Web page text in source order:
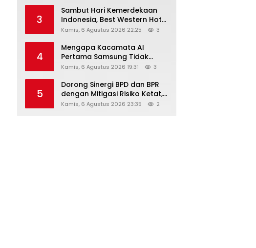
3
Sambut Hari Kemerdekaan
Indonesia, Best Western Hotel
Hadirkan The Freedom Stay
Kamis, 6 Agustus 2026 22:25 3
4
Mengapa Kacamata AI
Pertama Samsung Tidak
Dibekali Layar?
Kamis, 6 Agustus 2026 19:31 3
5
Dorong Sinergi BPD dan BPR
dengan Mitigasi Risiko Ketat,
Ini Penjelasan Ketum
Kamis, 6 Agustus 2026 23:35 2